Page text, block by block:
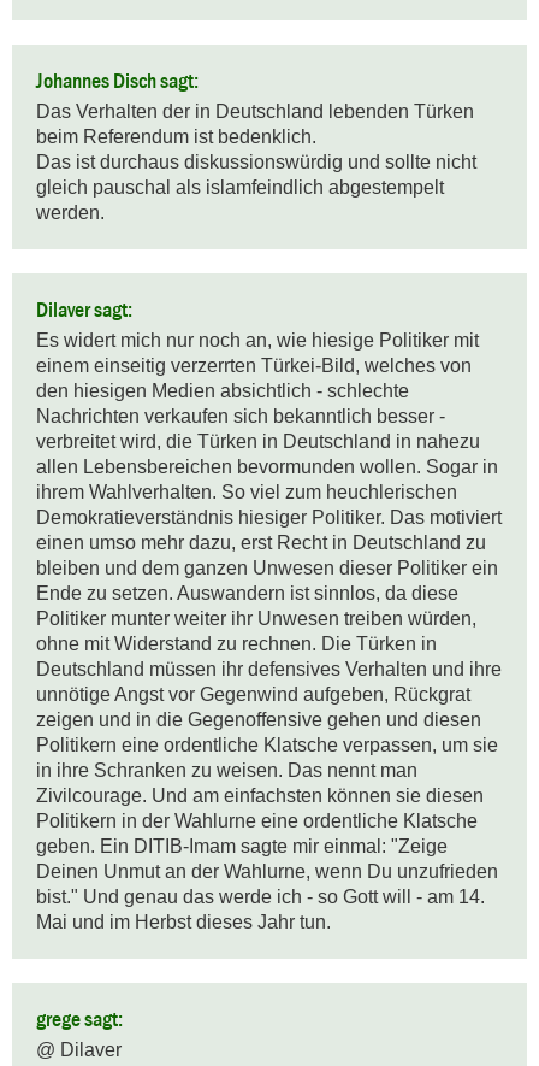
Johannes Disch sagt:
Das Verhalten der in Deutschland lebenden Türken
beim Referendum ist bedenklich.
Das ist durchaus diskussionswürdig und sollte nicht
gleich pauschal als islamfeindlich abgestempelt
werden.
Dilaver sagt:
Es widert mich nur noch an, wie hiesige Politiker mit
einem einseitig verzerrten Türkei-Bild, welches von
den hiesigen Medien absichtlich - schlechte
Nachrichten verkaufen sich bekanntlich besser -
verbreitet wird, die Türken in Deutschland in nahezu
allen Lebensbereichen bevormunden wollen. Sogar in
ihrem Wahlverhalten. So viel zum heuchlerischen
Demokratieverständnis hiesiger Politiker. Das motiviert
einen umso mehr dazu, erst Recht in Deutschland zu
bleiben und dem ganzen Unwesen dieser Politiker ein
Ende zu setzen. Auswandern ist sinnlos, da diese
Politiker munter weiter ihr Unwesen treiben würden,
ohne mit Widerstand zu rechnen. Die Türken in
Deutschland müssen ihr defensives Verhalten und ihre
unnötige Angst vor Gegenwind aufgeben, Rückgrat
zeigen und in die Gegenoffensive gehen und diesen
Politikern eine ordentliche Klatsche verpassen, um sie
in ihre Schranken zu weisen. Das nennt man
Zivilcourage. Und am einfachsten können sie diesen
Politikern in der Wahlurne eine ordentliche Klatsche
geben. Ein DITIB-Imam sagte mir einmal: "Zeige
Deinen Unmut an der Wahlurne, wenn Du unzufrieden
bist." Und genau das werde ich - so Gott will - am 14.
Mai und im Herbst dieses Jahr tun.
grege sagt:
@ Dilaver